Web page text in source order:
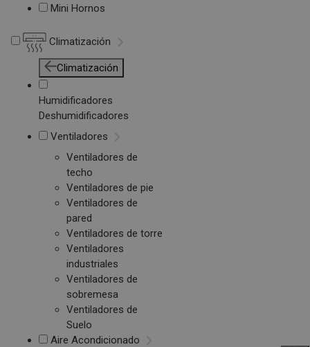
Mini Hornos
Climatización
Climatización
Humidificadores
Deshumidificadores
Ventiladores
Ventiladores de
techo
Ventiladores de pie
Ventiladores de
pared
Ventiladores de torre
Ventiladores
industriales
Ventiladores de
sobremesa
Ventiladores de
Suelo
Aire Acondicionado